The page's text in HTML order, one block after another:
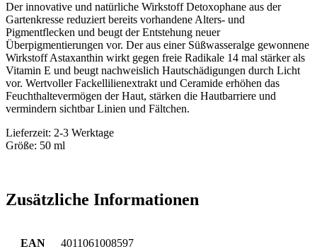
Der innovative und natürliche Wirkstoff Detoxophane aus der
Gartenkresse reduziert bereits vorhandene Alters- und
Pigmentflecken und beugt der Entstehung neuer
Überpigmentierungen vor. Der aus einer Süßwasseralge gewonnene
Wirkstoff Astaxanthin wirkt gegen freie Radikale 14 mal stärker als
Vitamin E und beugt nachweislich Hautschädigungen durch Licht
vor. Wertvoller Fackellilienextrakt und Ceramide erhöhen das
Feuchthaltevermögen der Haut, stärken die Hautbarriere und
vermindern sichtbar Linien und Fältchen.
Lieferzeit: 2-3 Werktage
Größe: 50 ml
Zusätzliche Informationen
EAN 4011061008597